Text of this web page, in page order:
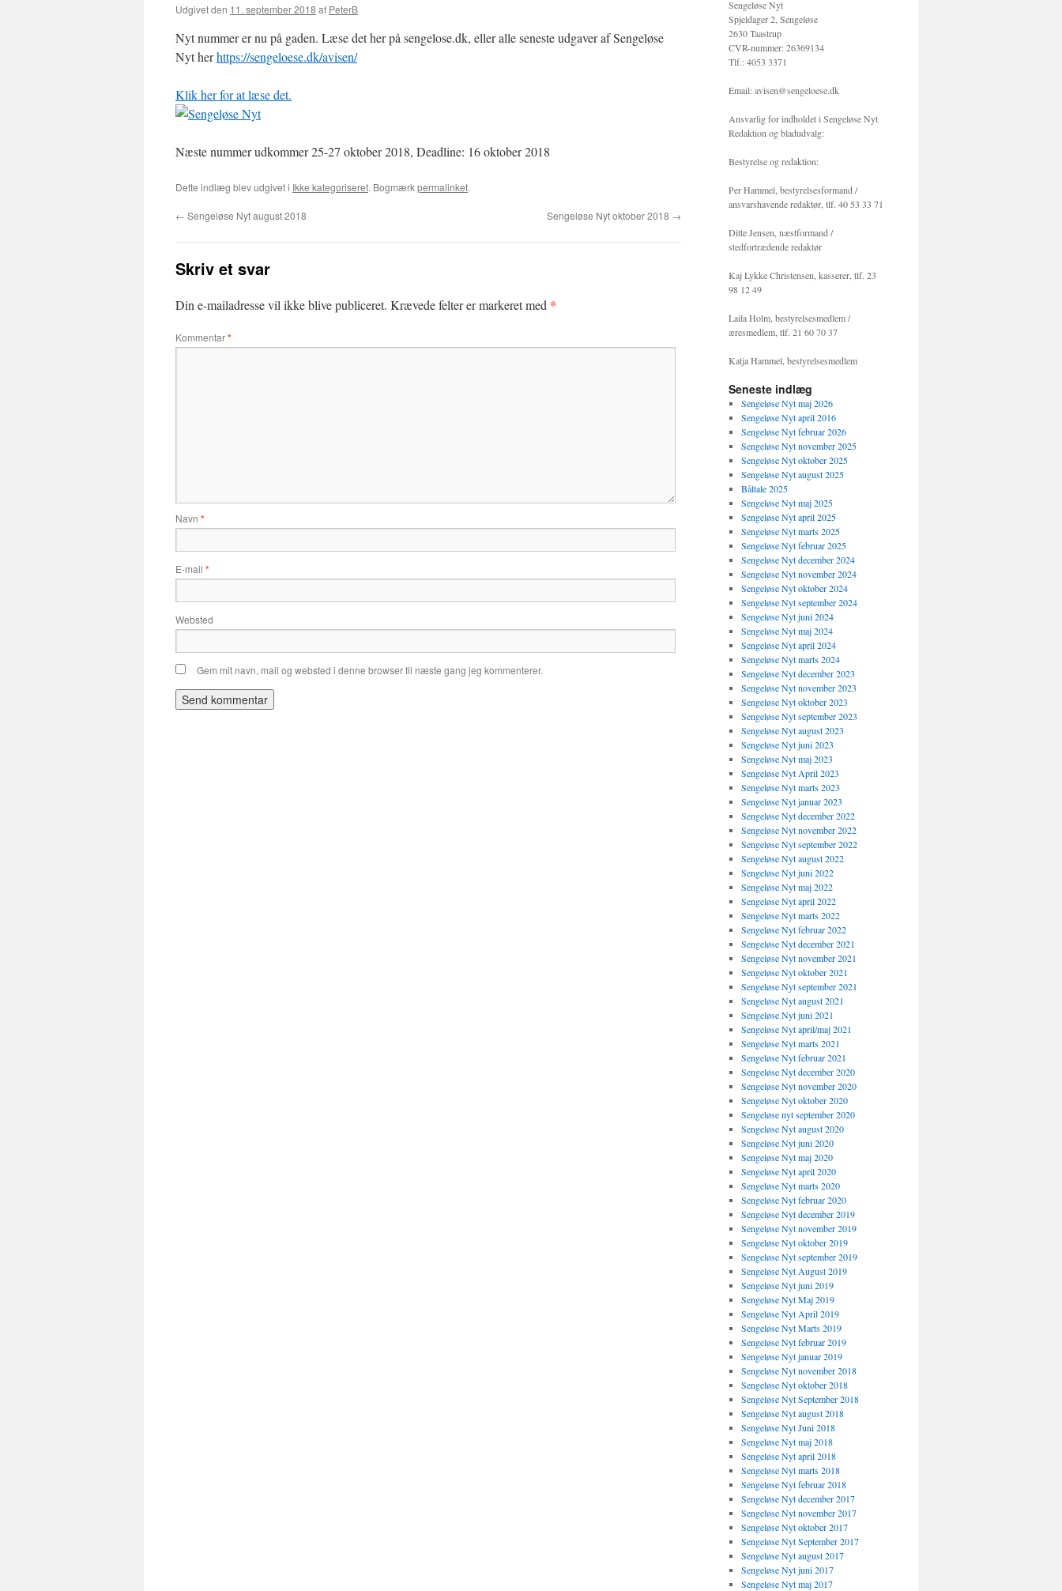
Udgivet den 11. september 2018 af PeterB
Nyt nummer er nu på gaden. Læse det her på sengelose.dk, eller alle seneste udgaver af Sengeløse
Nyt herhttps://sengeloese.dk/avisen/
Klik her for at læse det.
Næste nummer udkommer 25-27 oktober 2018, Deadline: 16 oktober 2018
Dette indlæg blev udgivet i Ikke kategoriseret. Bogmærkpermalinket.
← Sengeløse Nyt august 2018 Sengeløse Nyt oktober 2018 →
Skriv et svar
Din e-mailadresse vil ikke blive publiceret. Krævede felter er markeret med *
Kommentar*
Navn *
E-mail *
Websted
Gem mit navn, mail og websted i denne browser til næste gang jeg kommenterer.
Sengeløse Nyt
Spjeldager 2, Sengeløse
2630 Taastrup
CVR-nummer: 26369134
Tlf.: 4053 3371
Email: avisen@sengeloese.dk
Ansvarlig for indholdet i Sengeløse Nyt
Redaktion og bladudvalg:
Bestyrelse og redaktion:
Per Hammel, bestyrelsesformand /
ansvarshavende redaktør, tlf. 40 53 33 71
Ditte Jensen, næstformand /
stedfortrædende redaktør
Kaj Lykke Christensen, kasserer, tlf. 23
98 12 49
Laila Holm, bestyrelsesmedlem /
æresmedlem, tlf. 21 60 70 37
Katja Hammel, bestyrelsesmedlem
Seneste indlæg
Sengeløse Nyt maj 2026
Sengeløse Nyt april 2016
Sengeløse Nyt februar 2026
Sengeløse Nyt november 2025
Sengeløse Nyt oktober 2025
Sengeløse Nyt august 2025
Båltale 2025
Sengeløse Nyt maj 2025
Sengeløse Nyt april 2025
Sengeløse Nyt marts 2025
Sengeløse Nyt februar 2025
Sengeløse Nyt december 2024
Sengeløse Nyt november 2024
Sengeløse Nyt oktober 2024
Sengeløse Nyt september 2024
Sengeløse Nyt juni 2024
Sengeløse Nyt maj 2024
Sengeløse Nyt april 2024
Sengeløse Nyt marts 2024
Sengeløse Nyt december 2023
Sengeløse Nyt november 2023
Sengeløse Nyt oktober 2023
Sengeløse Nyt september 2023
Sengeløse Nyt august 2023
Sengeløse Nyt juni 2023
Sengeløse Nyt maj 2023
Sengeløse Nyt April 2023
Sengeløse Nyt marts 2023
Sengeløse Nyt januar 2023
Sengeløse Nyt december 2022
Sengeløse Nyt november 2022
Sengeløse Nyt september 2022
Sengeløse Nyt august 2022
Sengeløse Nyt juni 2022
Sengeløse Nyt maj 2022
Sengeløse Nyt april 2022
Sengeløse Nyt marts 2022
Sengeløse Nyt februar 2022
Sengeløse Nyt december 2021
Sengeløse Nyt november 2021
Sengeløse Nyt oktober 2021
Sengeløse Nyt september 2021
Sengeløse Nyt august 2021
Sengeløse Nyt juni 2021
Sengeløse Nyt april/maj 2021
Sengeløse Nyt marts 2021
Sengeløse Nyt februar 2021
Sengeløse Nyt december 2020
Sengeløse Nyt november 2020
Sengeløse Nyt oktober 2020
Sengeløse nyt september 2020
Sengeløse Nyt august 2020
Sengeløse Nyt juni 2020
Sengeløse Nyt maj 2020
Sengeløse Nyt april 2020
Sengeløse Nyt marts 2020
Sengeløse Nyt februar 2020
Sengeløse Nyt december 2019
Sengeløse Nyt november 2019
Sengeløse Nyt oktober 2019
Sengeløse Nyt september 2019
Sengeløse Nyt August 2019
Sengeløse Nyt juni 2019
Sengeløse Nyt Maj 2019
Sengeløse Nyt April 2019
Sengeløse Nyt Marts 2019
Sengeløse Nyt februar 2019
Sengeløse Nyt januar 2019
Sengeløse Nyt november 2018
Sengeløse Nyt oktober 2018
Sengeløse Nyt September 2018
Sengeløse Nyt august 2018
Sengeløse Nyt Juni 2018
Sengeløse Nyt maj 2018
Sengeløse Nyt april 2018
Sengeløse Nyt marts 2018
Sengeløse Nyt februar 2018
Sengeløse Nyt december 2017
Sengeløse Nyt november 2017
Sengeløse Nyt oktober 2017
Sengeløse Nyt September 2017
Sengeløse Nyt august 2017
Sengeløse Nyt juni 2017
Sengeløse Nyt maj 2017